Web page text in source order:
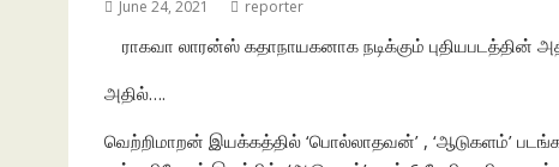
June 24, 2021 reporter
ராகவா லாரன்ஸ் கதாநாயகனாக நடிக்கும் புதியபடத்தின்
அதில்….
வெற்றிமாறன் இயக்கத்தில் ‘பொல்லாதவன்’ , ‘ஆடுகளம்’